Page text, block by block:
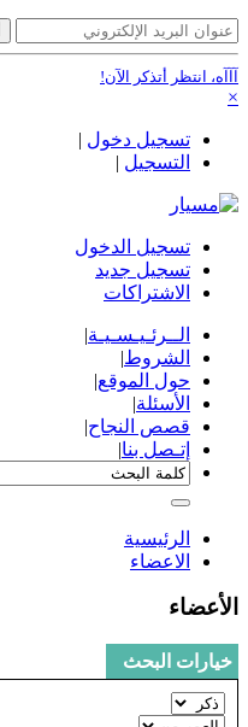
آآآه، انتظر أتذكر الآن!
×
تسجيل دخول |
التسجيل |
تسجيل الدخول
تسجيل جديد
الاشتراكات
الــرئـيـسـيـة|
الشروط|
حول الموقع|
الأسئلة|
قصص النجاح|
إتـصل بنا|
الرئيسية
الاعضاء
الأعضاء
خيارات البحث